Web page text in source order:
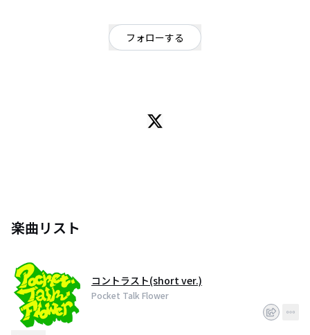
フォローする
楽曲リスト
コントラスト(short ver.)
Pocket Talk Flower